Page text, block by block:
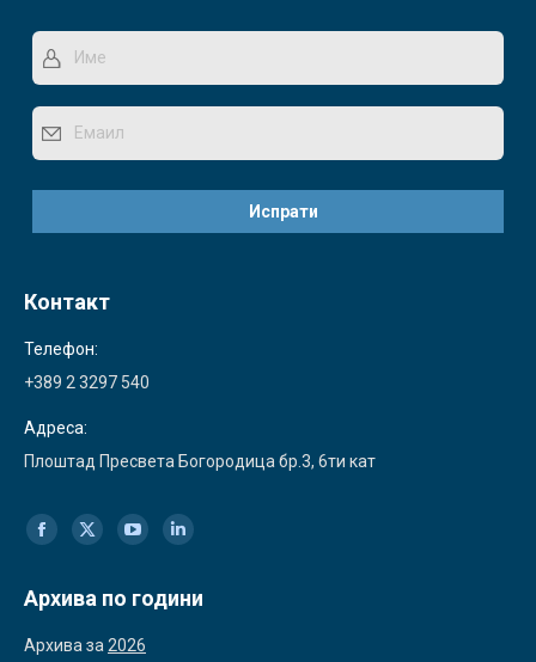
Контакт
Телефон:
+389 2 3297 540
Адреса:
Плоштад Пресвета Богородица бр.3, 6ти кат
Find us on:
Facebook
page
X
page
YouTube
page
Linkedin
page
Архива по години
Архива за 2026